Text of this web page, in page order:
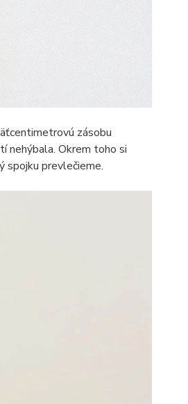
zásobu
nehýbala. Okrem toho si
spojku prevlečieme.